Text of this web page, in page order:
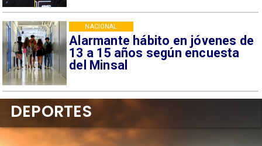
Alarmante hábito en jóvenes de
13 a 15 años según encuesta
del Minsal
NACIONAL
DEPORTES